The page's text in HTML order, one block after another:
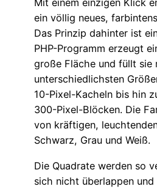
Mit einem einzigen Klick
ein völlig neues,
Das Prinzip dahinter ist
PHP-Programm erzeugt
große Fläche und füllt sie
unterschiedlichsten
10-Pixel-Kacheln bis hin
300-Pixel-Blöcken. Die
von kräftigen,
Schwarz, Grau und Weiß.
Die Quadrate werden so
sich nicht überlappen und